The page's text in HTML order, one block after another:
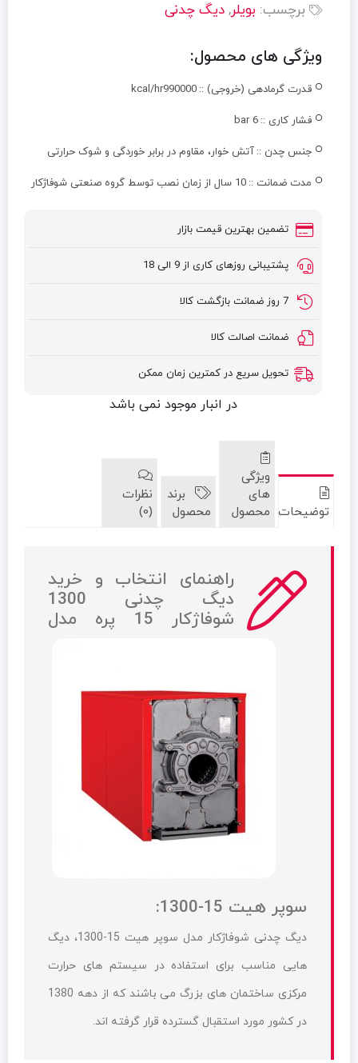
برچسب: بویلر, دیگ چدنی
ویژگی های محصول:
قدرت گرمادهی (خروجی) :: kcal/hr990000
فشار کاری :: 6 bar
جنس چدن :: آتش خوار، مقاوم در برابر خوردگی و شوک حرارتی
مدت ضمانت :: 10 سال از زمان نصب توسط گروه صنعتی شوفاژکار
تضمین بهترین قیمت بازار
پشتیبانی روزهای کاری از 9 الی 18
7 روز ضمانت بازگشت کالا
ضمانت اصالت کالا
تحویل سریع در کمترین زمان ممکن
در انبار موجود نمی باشد
توضیحات
ویژگی
های
محصول
برند
محصول
نظرات
(0)
راهنمای انتخاب و خرید
دیگ چدنی 1300
شوفاژکار 15 پره مدل
سوپر هیت 15-1300:
دیگ چدنی شوفاژکار مدل سوپر هیت 15-1300، دیگ
هایی مناسب برای استفاده در سیستم های حرارت
مرکزی ساختمان های بزرگ می باشند که از دهه 1380
در کشور مورد استقبال گسترده قرار گرفته اند.